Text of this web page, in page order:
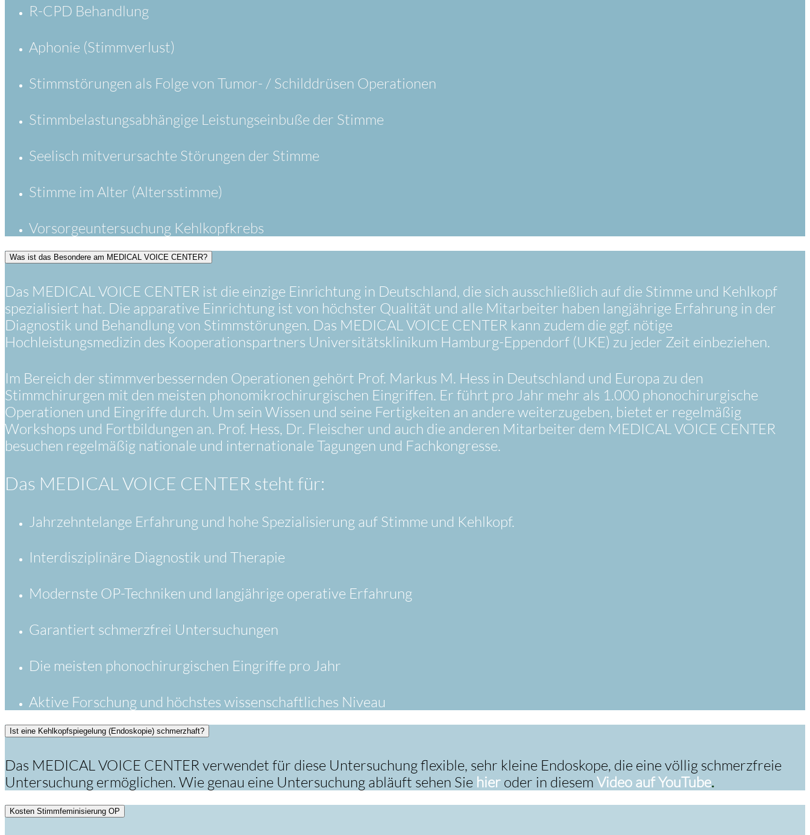
R-CPD Behandlung
Aphonie (Stimmverlust)
Stimmstörungen als Folge von Tumor- / Schilddrüsen Operationen
Stimmbelastungsabhängige Leistungseinbuße der Stimme
Seelisch mitverursachte Störungen der Stimme
Stimme im Alter (Altersstimme)
Vorsorgeuntersuchung Kehlkopfkrebs
Was ist das Besondere am MEDICAL VOICE CENTER?
Das MEDICAL VOICE CENTER ist die einzige Einrichtung in Deutschland, die sich ausschließlich auf die Stimme und Kehlkopf
spezialisiert hat. Die apparative Einrichtung ist von höchster Qualität und alle Mitarbeiter haben langjährige Erfahrung in der
Diagnostik und Behandlung von Stimmstörungen. Das MEDICAL VOICE CENTER kann zudem die ggf. nötige
Hochleistungsmedizin des Kooperationspartners Universitätsklinikum Hamburg-Eppendorf (UKE) zu jeder Zeit einbeziehen.
Im Bereich der stimmverbessernden Operationen gehört Prof. Markus M. Hess in Deutschland und Europa zu den
Stimmchirurgen mit den meisten phonomikrochirurgischen Eingriffen. Er führt pro Jahr mehr als 1.000 phonochirurgische
Operationen und Eingriffe durch. Um sein Wissen und seine Fertigkeiten an andere weiterzugeben, bietet er regelmäßig
Workshops und Fortbildungen an. Prof. Hess, Dr. Fleischer und auch die anderen Mitarbeiter dem MEDICAL VOICE CENTER
besuchen regelmäßig nationale und internationale Tagungen und Fachkongresse.
Das MEDICAL VOICE CENTER steht für:
Jahrzehntelange Erfahrung und hohe Spezialisierung auf Stimme und Kehlkopf.
Interdisziplinäre Diagnostik und Therapie
Modernste OP-Techniken und langjährige operative Erfahrung
Garantiert schmerzfrei Untersuchungen
Die meisten phonochirurgischen Eingriffe pro Jahr
Aktive Forschung und höchstes wissenschaftliches Niveau
Ist eine Kehlkopfspiegelung (Endoskopie) schmerzhaft?
Das MEDICAL VOICE CENTER verwendet für diese Untersuchung flexible, sehr kleine Endoskope, die eine völlig schmerzfreie
Untersuchung ermöglichen. Wie genau eine Untersuchung abläuft sehen Sie hier oder in diesem Video auf YouTube.
Kosten Stimmfeminisierung OP